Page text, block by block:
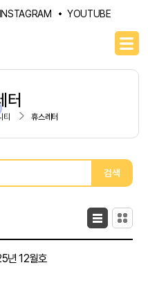
INSTAGRAM YOUTUBE
터
티 휴스레터
검색
년 12월호